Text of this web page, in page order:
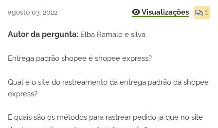
agosto 03, 2022 Visualizações 1
Autor da pergunta: Elba Ramalo e silva
Entrega padrão shopee é shopee express?
Qual é o site do rastreamento da entrega padrão da shopee
express?
E quais são os métodos para rastrear pedido já que no site